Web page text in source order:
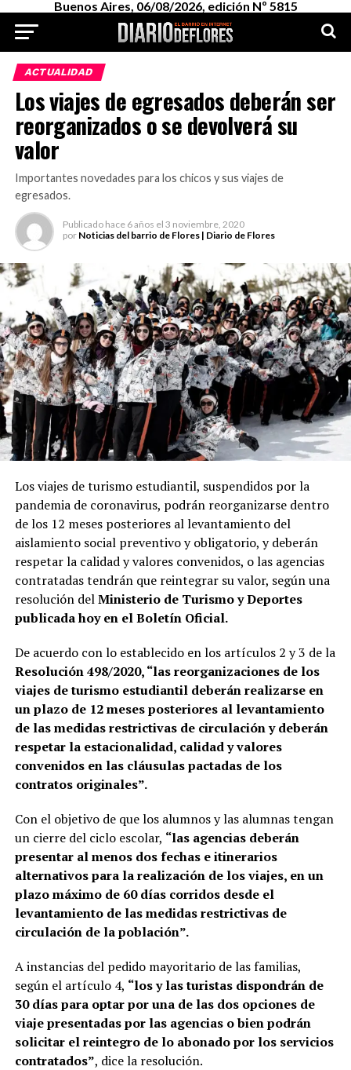
Buenos Aires, 06/08/2026, edición Nº 5815
ACTUALIDAD
Los viajes de egresados deberán ser
reorganizados o se devolverá su
valor
Importantes novedades para los chicos y sus viajes de
egresados.
Publicado hace 6 años el 3 noviembre, 2020
por Noticias del barrio de Flores | Diario de Flores
Los viajes de turismo estudiantil, suspendidos por la
pandemia de coronavirus, podrán reorganizarse dentro
de los 12 meses posteriores al levantamiento del
aislamiento social preventivo y obligatorio, y deberán
respetar la calidad y valores convenidos, o las agencias
contratadas tendrán que reintegrar su valor, según una
resolución delMinisterio de Turismo y Deportes
publicada hoy en el Boletín Oficial.
De acuerdo con lo establecido en los artículos 2 y 3 de la
Resolución 498/2020, “las reorganizaciones de los
viajes de turismo estudiantil deberán realizarse en
un plazo de 12 meses posteriores al levantamiento
de las medidas restrictivas de circulación y deberán
respetar la estacionalidad, calidad y valores
convenidos en las cláusulas pactadas de los
contratos originales”.
Con el objetivo de que los alumnos y las alumnas tengan
un cierre del ciclo escolar, “las agencias deberán
presentar al menos dos fechas e itinerarios
alternativos para la realización de los viajes, en un
plazo máximo de 60 días corridos desde el
levantamiento de las medidas restrictivas de
circulación de la población”.
A instancias del pedido mayoritario de las familias,
según el artículo 4, “los y las turistas dispondrán de
30 días para optar por una de las dos opciones de
viaje presentadas por las agencias o bien podrán
solicitar el reintegro de lo abonado por los servicios
contratados”, dice la resolución.